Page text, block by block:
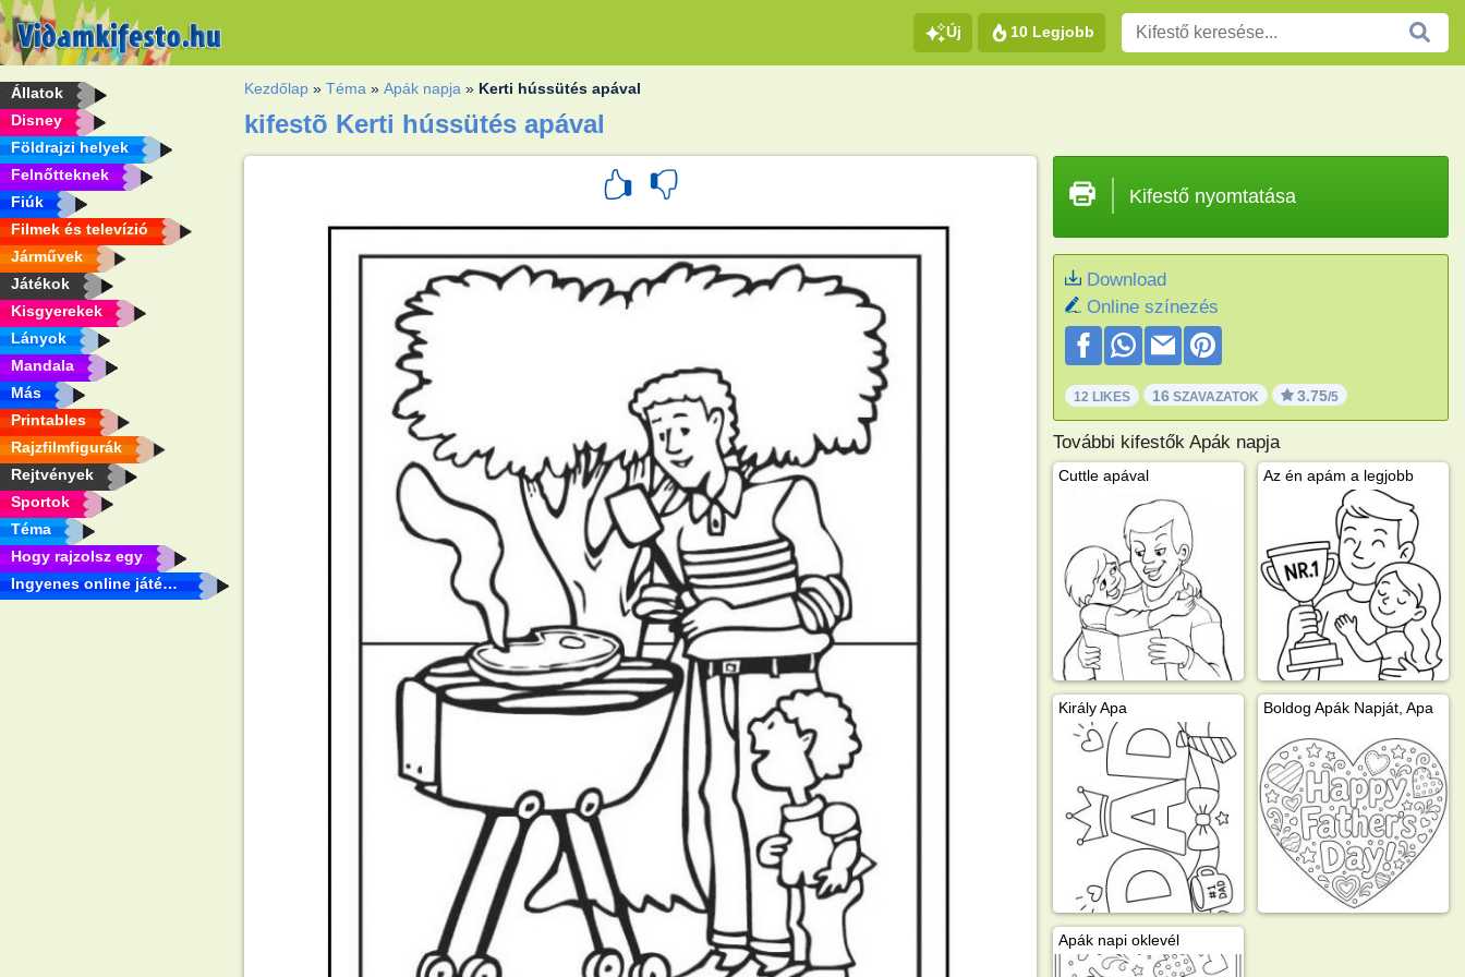
Új 10 Legjobb
Állatok
Disney
Földrajzi helyek
Felnőtteknek
Fiúk
Filmek és televízió
Járművek
Játékok
Kisgyerekek
Lányok
Mandala
Más
Printables
Rajzfilmfigurák
Rejtvények
Sportok
Téma
Hogy rajzolsz egy
Ingyenes online játékok
Kezdőlap »Téma »Apák napja » Kerti hússütés apával
kifestõ Kerti hússütés apával
Kifestő nyomtatása
Download
Online színezés
12 LIKES 16SZAVAZATOK 3.75/5
További kifestők Apák napja
Cuttle apával Az én apám a legjobb
Király Apa Boldog Apák Napját, Apa
Apák napi oklevél